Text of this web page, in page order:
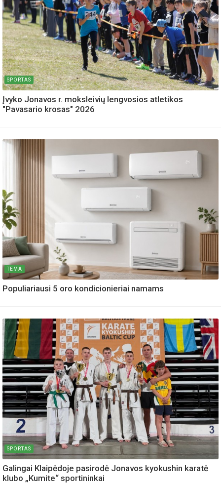
SPORTAS
Įvyko Jonavos r. moksleivių lengvosios atletikos
"Pavasario krosas" 2026
TEMA
Populiariausi 5 oro kondicionieriai namams
SPORTAS
Galingai Klaipėdoje pasirodė Jonavos kyokushin karatė
klubo „Kumite“ sportininkai